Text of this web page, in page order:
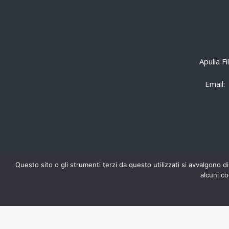
Apulia
Email:
Questo sito o gli strumenti terzi da questo utilizzati si avvalgono
alcuni